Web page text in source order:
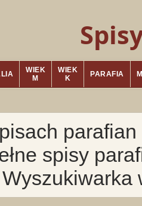
WIEK
M
WIEK
K
PARAFIA
spisy
Wyszukiwarka